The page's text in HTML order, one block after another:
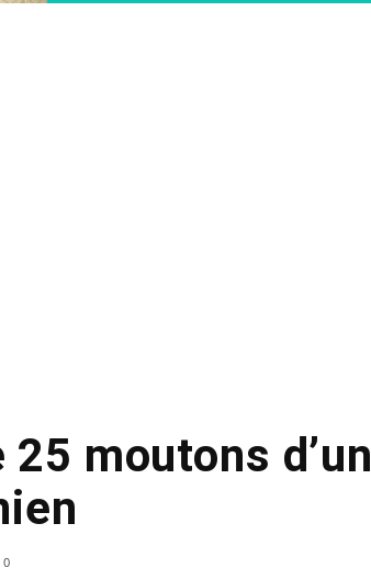
moutons d’un
0